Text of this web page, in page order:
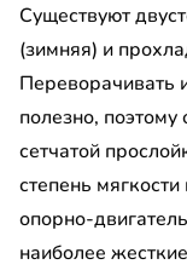
Существуют
(зимняя) и
Переворачивать
полезно,
сетчатой
степень
опорно-
наиболее